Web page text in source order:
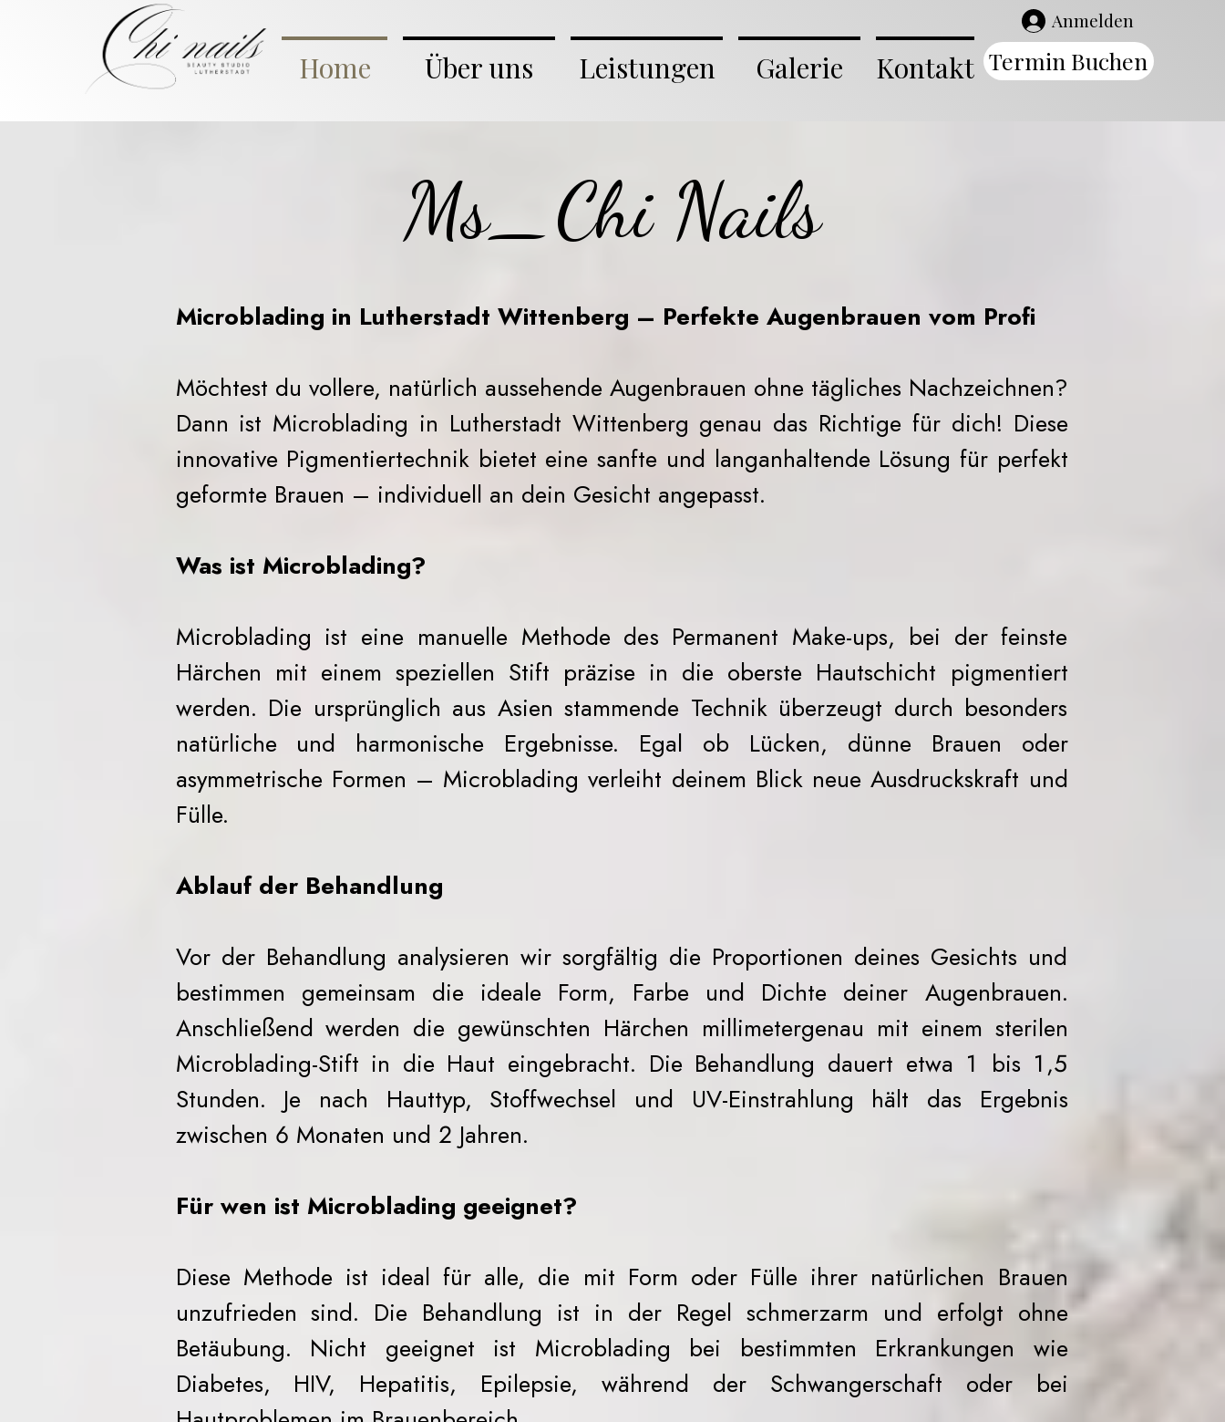
Home Über uns Leistungen Galerie Kontakt
Anmelden
Termin Buchen
Ms_Chi Nails
Microblading in Lutherstadt Wittenberg – Perfekte Augenbrauen vom Profi
Möchtest du vollere, natürlich aussehende Augenbrauen ohne tägliches Nachzeichnen?
Dann ist Microblading in Lutherstadt Wittenberg genau das Richtige für dich! Diese
innovative Pigmentiertechnik bietet eine sanfte und langanhaltende Lösung für perfekt
geformte Brauen – individuell an dein Gesicht angepasst.
Was ist Microblading?
Microblading ist eine manuelle Methode des Permanent Make-ups, bei der feinste
Härchen mit einem speziellen Stift präzise in die oberste Hautschicht pigmentiert
werden. Die ursprünglich aus Asien stammende Technik überzeugt durch besonders
natürliche und harmonische Ergebnisse. Egal ob Lücken, dünne Brauen oder
asymmetrische Formen – Microblading verleiht deinem Blick neue Ausdruckskraft und
Fülle.
Ablauf der Behandlung
Vor der Behandlung analysieren wir sorgfältig die Proportionen deines Gesichts und
bestimmen gemeinsam die ideale Form, Farbe und Dichte deiner Augenbrauen.
Anschließend werden die gewünschten Härchen millimetergenau mit einem sterilen
Microblading-Stift in die Haut eingebracht. Die Behandlung dauert etwa 1 bis 1,5
Stunden. Je nach Hauttyp, Stoffwechsel und UV-Einstrahlung hält das Ergebnis
zwischen 6 Monaten und 2 Jahren.
Für wen ist Microblading geeignet?
Diese Methode ist ideal für alle, die mit Form oder Fülle ihrer natürlichen Brauen
unzufrieden sind. Die Behandlung ist in der Regel schmerzarm und erfolgt ohne
Betäubung. Nicht geeignet ist Microblading bei bestimmten Erkrankungen wie
Diabetes, HIV, Hepatitis, Epilepsie, während der Schwangerschaft oder bei